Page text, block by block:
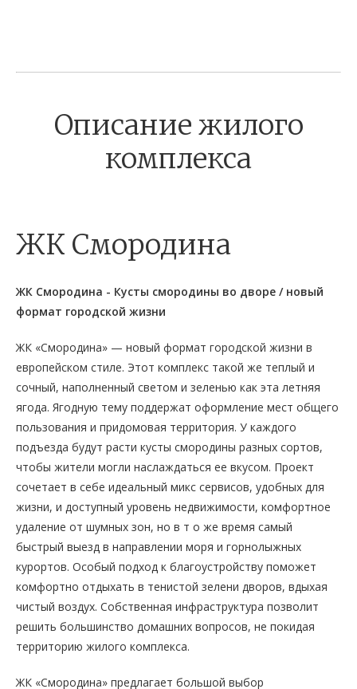
Описание жилого
комплекса
ЖК Смородина
ЖК Смородина - Кусты смородины во дворе / новый
формат городской жизни
ЖК «Смородина» — новый формат городской жизни в
европейском стиле. Этот комплекс такой же теплый и
сочный, наполненный светом и зеленью как эта летняя
ягода. Ягодную тему поддержат оформление мест общего
пользования и придомовая территория. У каждого
подъезда будут расти кусты смородины разных сортов,
чтобы жители могли наслаждаться ее вкусом. Проект
сочетает в себе идеальный микс сервисов, удобных для
жизни, и доступный уровень недвижимости, комфортное
удаление от шумных зон, но в т о же время самый
быстрый выезд в направлении моря и горнолыжных
курортов. Особый подход к благоустройству поможет
комфортно отдыхать в тенистой зелени дворов, вдыхая
чистый воздух. Собственная инфраструктура позволит
решить большинство домашних вопросов, не покидая
территорию жилого комплекса.
ЖК «Смородина» предлагает большой выбор